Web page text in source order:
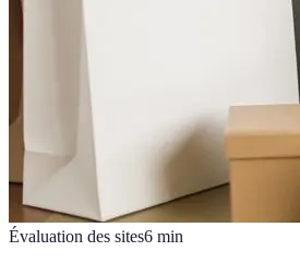
Évaluation des sites6 min